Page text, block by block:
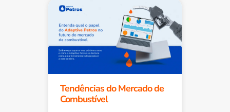
Tendências do Mercado de
Combustível